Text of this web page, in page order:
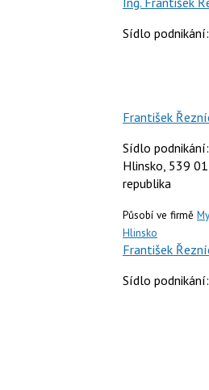
Sídlo podnikání:
František
Sídlo
Hlinsko, 539
republika
Působí ve firmě
Hlinsko
František
Sídlo podnikání: